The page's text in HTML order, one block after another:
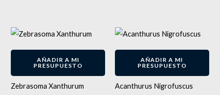
AÑADIR A MI
PRESUPUESTO
Zebrasoma Xanthurum
AÑADIR A MI
PRESUPUESTO
Acanthurus Nigrofuscus